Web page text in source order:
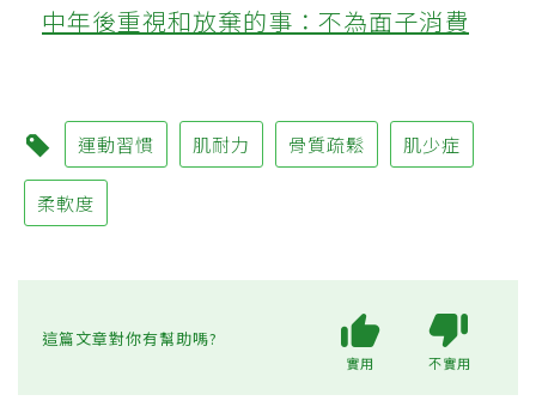
中年後重視和放棄的事：不為面子消費
運動習慣 肌耐力 骨質疏鬆 肌少症
柔軟度
這篇文章對你有幫助嗎?
實用 不實用